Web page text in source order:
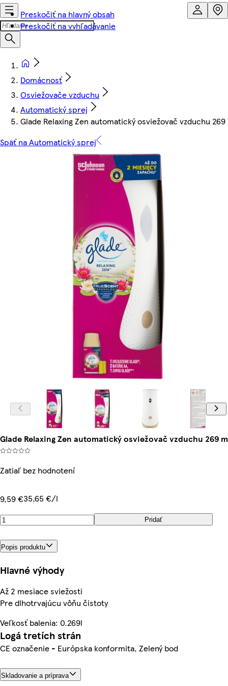
Preskočiť na hlavný obsah
Preskočiť na vyhľadávanie
Domácnosť
Osviežovače vzduchu
Automatický sprej
Glade Relaxing Zen automatický osviežovač vzduchu
Späť na Automatický sprej
Glade Relaxing Zen automatický osviežovač vzduchu 269
Zatiaľ bez hodnotení
9,59 €35,65 €/l
Pridať
Popis produktu
Hlavné výhody
Až 2 mesiace sviežosti
Pre dlhotrvajúcu vôňu čistoty
Veľkosť balenia: 0.269l
Logá tretích strán
CE označenie - Európska konformita, Zelený bod
Skladovanie a príprava